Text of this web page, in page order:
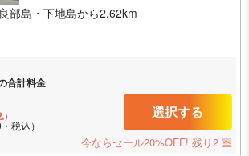
部島・下地島から2.62km
合計料金
）
税込）
選択する
今ならセール20%OFF! 残り2 室